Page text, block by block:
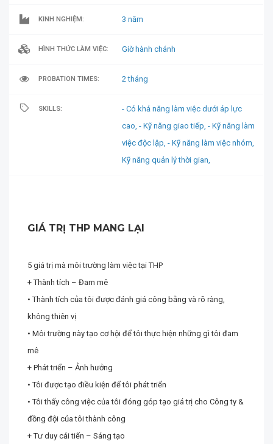
KINH NGHIỆM: 3 năm
HÌNH THỨC LÀM VIỆC: Giờ hành chánh
PROBATION TIMES: 2 tháng
SKILLS:
- Có khả năng làm việc dưới áp lực
cao, - Kỹ năng giao tiếp, - Kỹ năng làm
việc độc lập, - Kỹ năng làm việc nhóm,
Kỹ năng quản lý thời gian,
GIÁ TRỊ THP MANG LẠI
5 giá trị mà môi trường làm việc tại THP
+ Thành tích – Đam mê
• Thành tích của tôi được đánh giá công bằng và rõ ràng,
không thiên vị
• Môi trường này tạo cơ hội để tôi thực hiện những gì tôi đam
mê
+ Phát triển – Ảnh hưởng
• Tôi được tạo điều kiện để tôi phát triển
• Tôi thấy công việc của tôi đóng góp tạo giá trị cho Công ty &
đồng đội của tôi thành công
+ Tư duy cải tiến – Sáng tạo